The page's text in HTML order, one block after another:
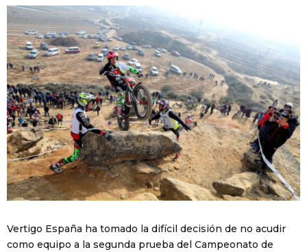
Vertigo España ha tomado la difícil decisión de no acudir
como equipo a la segunda prueba del Campeonato de